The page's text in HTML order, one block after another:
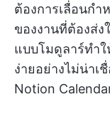
ต้องการเลื่อนก
ของงานที่ต้องส่
แบบโมดูลาร์ทำใ
ง่ายอย่างไม่น่าเ
Notion